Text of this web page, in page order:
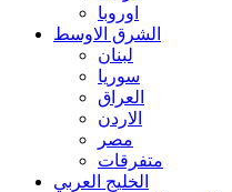
اوروبا
الشرق الاوسط
لبنان
سوريا
العراق
الاردن
مصر
متفرقات
الخليج العربي